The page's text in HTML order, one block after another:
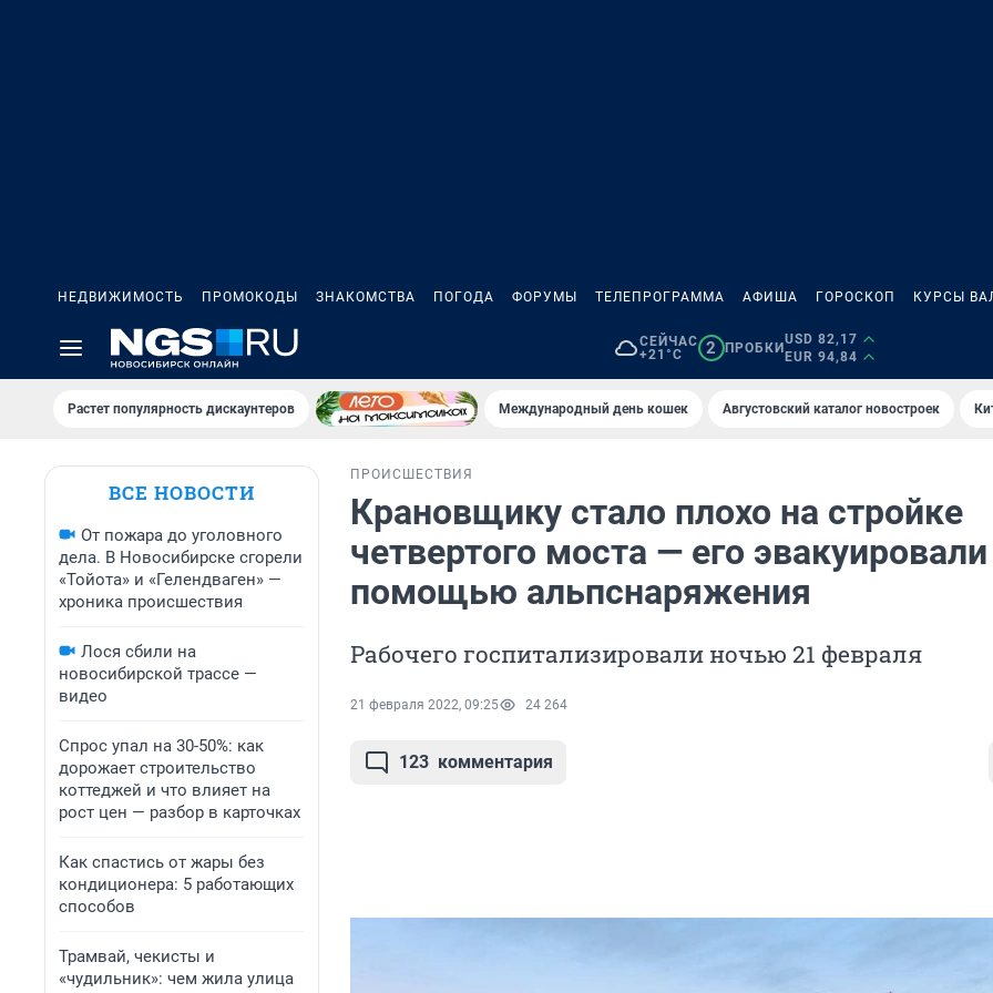
НЕДВИЖИМОСТЬ ПРОМОКОДЫ ЗНАКОМСТВА ПОГОДА ФОРУМЫ ТЕЛЕПРОГРАММА АФИША ГОРОСКОП КУРСЫ
СЕЙЧАС
+21°C
2 ПРОБКИ
USD 82,17
EUR 94,84
Растет популярность дискаунтеров Международный день кошек Августовский каталог новостроек
ВСЕ НОВОСТИ
От пожара до уголовного
дела. В Новосибирске сгорели
«Тойота» и «Гелендваген» —
хроника происшествия
Лося сбили на
новосибирской трассе —
видео
Спрос упал на 30-50%: как
дорожает строительство
коттеджей и что влияет на
рост цен — разбор в карточках
Как спастись от жары без
кондиционера: 5 работающих
способов
Трамвай, чекисты и
«чудильник»: чем жила улица
ПРОИСШЕСТВИЯ
Крановщику стало плохо на стройке
четвертого моста — его
помощью альпснаряжения
Рабочего госпитализировали ночью 21 февраля
21 февраля 2022, 09:25 24 264
123 комментария